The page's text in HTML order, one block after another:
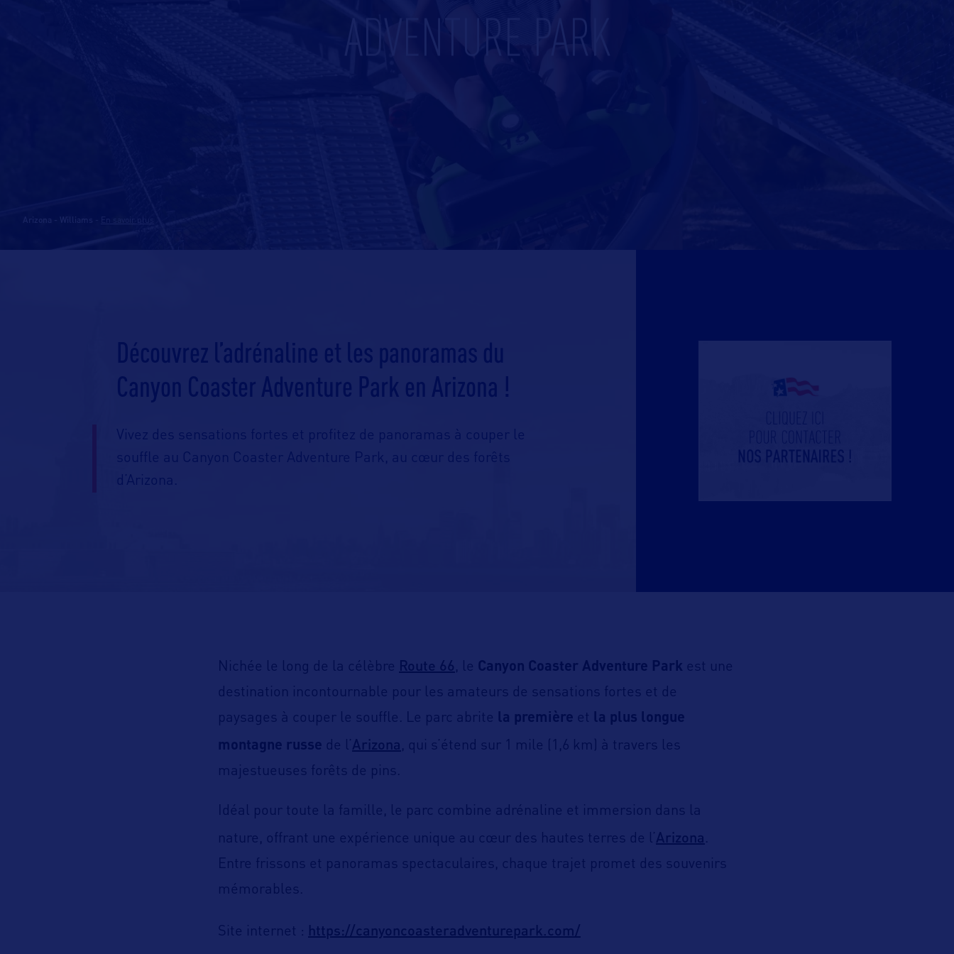
ADVENTURE PARK
Arizona - Williams
Découvrez l’adrénaline et les panoramas du
Canyon Coaster Adventure Park en Arizona !
Vivez des sensations fortes et profitez de panoramas à couper le
souffle au Canyon Coaster Adventure Park, au cœur des forêts
d’Arizona.
Nichée le long de la célèbre Route 66 , le Canyon Coaster Adventure Park est une
destination incontournable pour les amateurs de sensations fortes et de
paysages à couper le souffle. Le parc abrite la première et la plus longue
montagne russe de l’ Arizona , qui s’étend sur 1 mile (1,6 km) à travers les
majestueuses forêts de pins.
Idéal pour toute la famille, le parc combine adrénaline et immersion dans la
nature, offrant une expérience unique au cœur des hautes terres de l’ Arizona .
Entre frissons et panoramas spectaculaires, chaque trajet promet des souvenirs
mémorables.
Site internet : https://canyoncoasteradventurepark.com/